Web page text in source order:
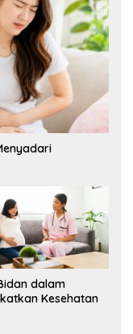
dalam
Kesehatan